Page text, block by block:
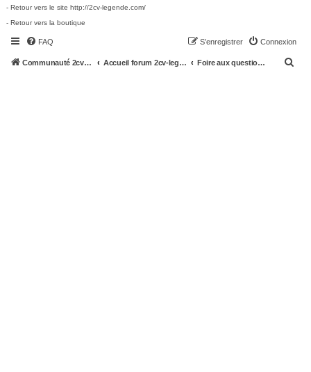
- Retour vers le site http://2cv-legende.com/
- Retour vers la boutique
FAQ Connexion
S’enregistrer
Communauté 2cv-legende.com Accueil forum 2cv-legende.com Foire aux questions (Questions posées fréquemment)